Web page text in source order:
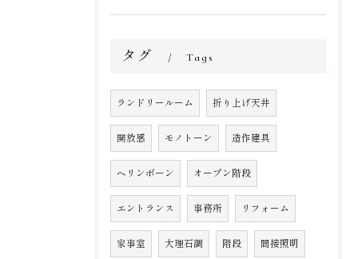
タグ Tags
ランドリールーム 折り上げ天井
開放感 モノトーン 造作建具
ヘリンボーン オープン階段
エントランス 事務所 リフォーム
家事室 大理石調 階段 間接照明